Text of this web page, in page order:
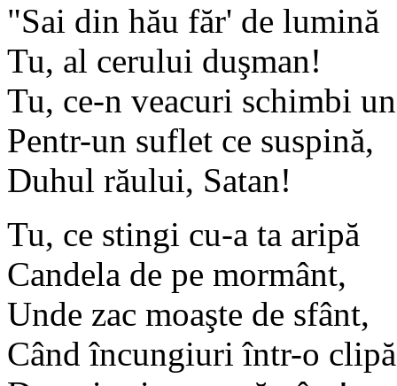
"Sai din hău făr' de lumină
Tu, al cerului duşman!
Tu, ce-n veacuri schimbi
Pentr-un suflet ce suspină,
Duhul răului, Satan!
Tu, ce stingi cu-a ta aripă
Candela de pe mormânt,
Unde zac moaşte de sfânt,
Când încungiuri într-o clipă